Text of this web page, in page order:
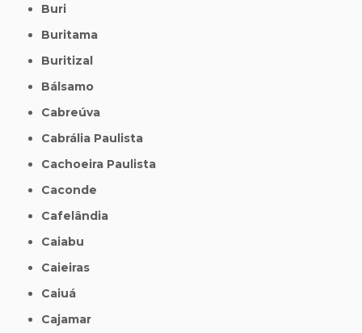
Buri
Buritama
Buritizal
Bálsamo
Cabreúva
Cabrália Paulista
Cachoeira Paulista
Caconde
Cafelândia
Caiabu
Caieiras
Caiuá
Cajamar